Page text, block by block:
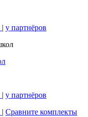
| у партнёров
| у партнёров
| Сравните комплекты